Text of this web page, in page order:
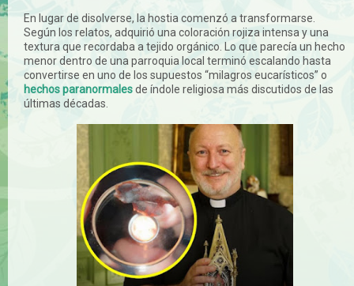
En lugar de disolverse, la hostia comenzó a transformarse.
Según los relatos, adquirió una coloración rojiza intensa y una
textura que recordaba a tejido orgánico. Lo que parecía un hecho
menor dentro de una parroquia local terminó escalando hasta
convertirse en uno de los supuestos “milagros eucarísticos” o
hechos paranormalesde índole religiosa más discutidos de las
últimas décadas.